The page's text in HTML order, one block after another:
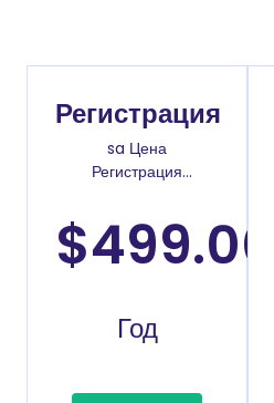
Регистрация
sa Цена
Регистрация
$499.00
Год